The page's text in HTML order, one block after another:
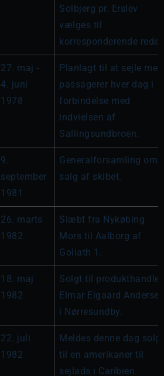
Solbjerg pr. Erslev
vælges til
korresponderende reder.
27. maj -
4. juni
1978
Planlagt til at sejle med
passagerer hver dag i
forbindelse med
indvielsen af
Sallingsundbroen.
9.
september
1981
Generalforsamling om
salg af skibet.
26. marts
1982
Slæbt fra Nykøbing
Mors til Aalborg af
Goliath 1.
18. maj
1982
Solgt til produkthandler
Elmar Eigaard Andersen
i Nørresundby.
22. juli
1982
Meldes denne dag solgt
til en amerikaner til
sejlads i Caribien.